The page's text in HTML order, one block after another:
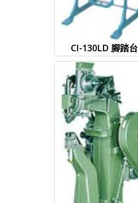
CI-130LD 腳踏台